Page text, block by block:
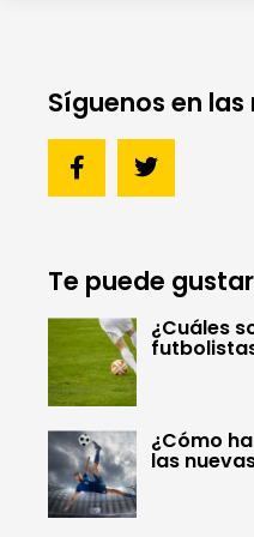
Síguenos en las
Te puede
¿Cuáles
¿Cómo
las